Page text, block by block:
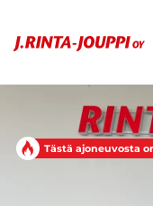
Tästä ajoneuvosta